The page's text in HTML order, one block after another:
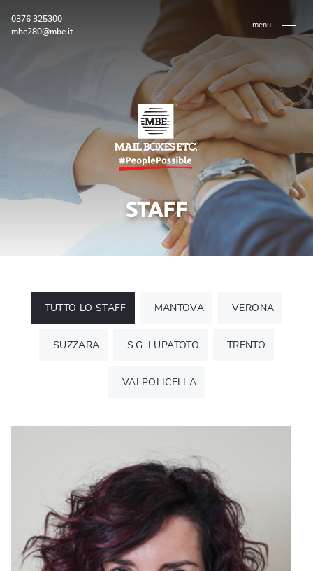
0376 325300
mbe280@mbe.it
menu
Home
Realizzazioni
Contatti
STAFF
TUTTO LO STAFF MANTOVA VERONA
SUZZARA S.G. LUPATOTO TRENTO
VALPOLICELLA